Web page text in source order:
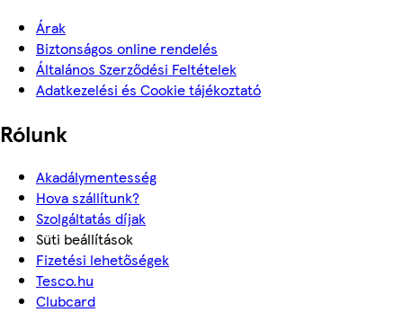
Árak
Biztonságos online rendelés
Általános Szerződési Feltételek
Adatkezelési és Cookie tájékoztató
Rólunk
Akadálymentesség
Hova szállítunk?
Szolgáltatás díjak
Süti beállítások
Fizetési lehetőségek
Tesco.hu
Clubcard